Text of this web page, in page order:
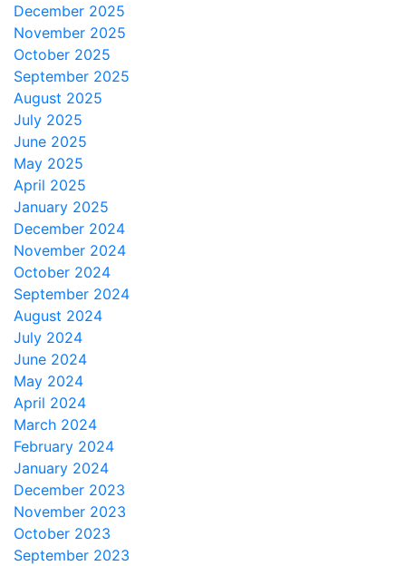
December 2025
November 2025
October 2025
September 2025
August 2025
July 2025
June 2025
May 2025
April 2025
January 2025
December 2024
November 2024
October 2024
September 2024
August 2024
July 2024
June 2024
May 2024
April 2024
March 2024
February 2024
January 2024
December 2023
November 2023
October 2023
September 2023